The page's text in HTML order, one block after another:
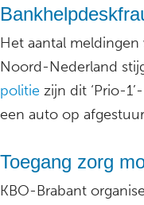
Het aantal meldingen
Noord-Nederland
politie zijn dit ‘Prio-
een auto op
Toegang zorg
KBO-Brabant